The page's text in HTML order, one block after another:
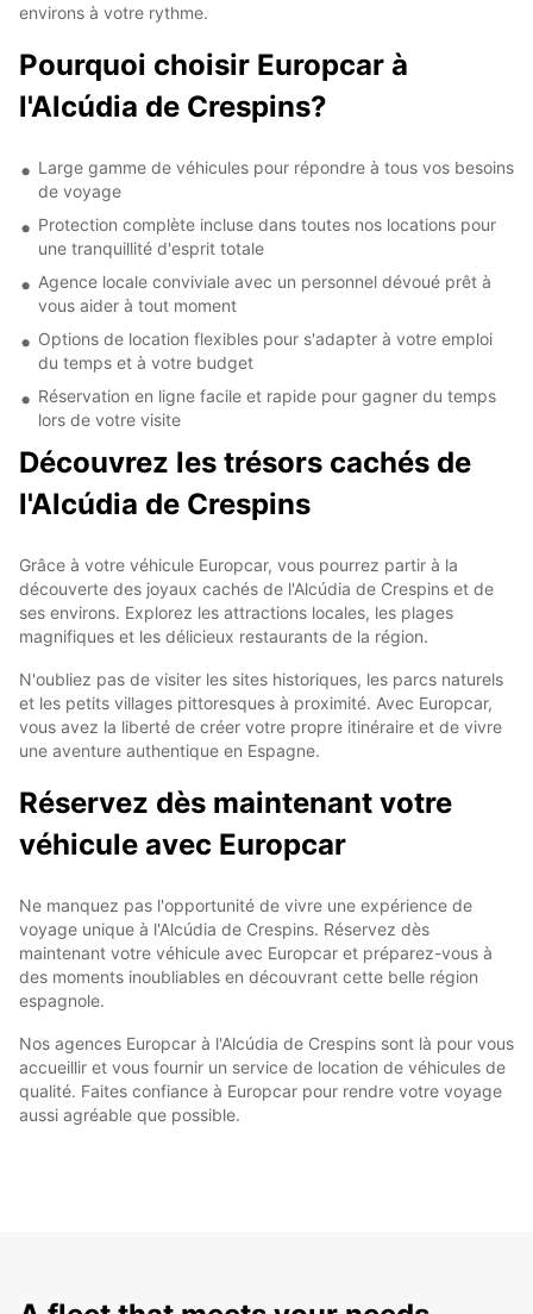
environs à votre rythme.
Pourquoi choisir Europcar à
l'Alcúdia de Crespins?
Large gamme de véhicules pour répondre à tous vos besoins
de voyage
Protection complète incluse dans toutes nos locations pour
une tranquillité d'esprit totale
Agence locale conviviale avec un personnel dévoué prêt à
vous aider à tout moment
Options de location flexibles pour s'adapter à votre emploi
du temps et à votre budget
Réservation en ligne facile et rapide pour gagner du temps
lors de votre visite
Découvrez les trésors cachés de
l'Alcúdia de Crespins
Grâce à votre véhicule Europcar, vous pourrez partir à la
découverte des joyaux cachés de l'Alcúdia de Crespins et de
ses environs. Explorez les attractions locales, les plages
magnifiques et les délicieux restaurants de la région.
N'oubliez pas de visiter les sites historiques, les parcs naturels
et les petits villages pittoresques à proximité. Avec Europcar,
vous avez la liberté de créer votre propre itinéraire et de vivre
une aventure authentique en Espagne.
Réservez dès maintenant votre
véhicule avec Europcar
Ne manquez pas l'opportunité de vivre une expérience de
voyage unique à l'Alcúdia de Crespins. Réservez dès
maintenant votre véhicule avec Europcar et préparez-vous à
des moments inoubliables en découvrant cette belle région
espagnole.
Nos agences Europcar à l'Alcúdia de Crespins sont là pour vous
accueillir et vous fournir un service de location de véhicules de
qualité. Faites confiance à Europcar pour rendre votre voyage
aussi agréable que possible.